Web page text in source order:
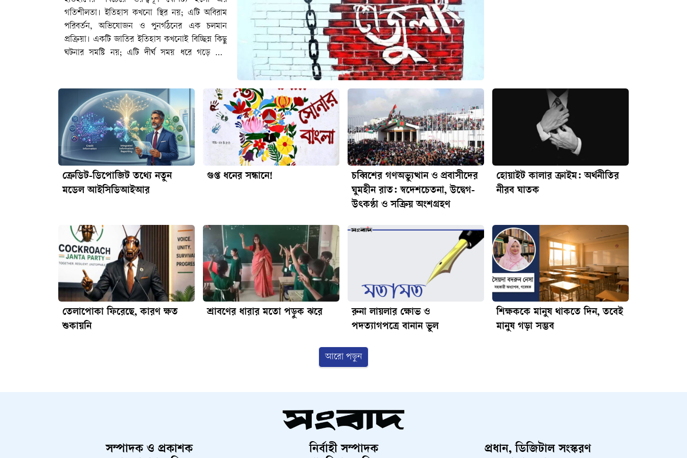
ক্রেডিট-ডিপোজিট তথ্যে নতুন
মডেল আইসিডিআইআর
গুপ্ত ধনের সন্ধানে!
চব্বিশের গণঅভ্যুত্থান ও প্রবাসীদের
ঘুমহীন রাত: স্বদেশচেতনা, উদ্বেগ-
উৎকণ্ঠা ও সক্রিয় অংশগ্রহণ
হোয়াইট কালার ক্রাইম: অর্থনীতির
নীরব ঘাতক
তেলাপোকা ফিরেছে, কারণ ক্ষত
শুকায়নি
শ্রাবণের ধারার মতো পড়ুক ঝরে
রুনা লায়লার ক্ষোভ ও
পদত্যাগপত্রে বানান ভুল
শিক্ষককে মানুষ থাকতে দিন, তবেই
মানুষ গড়া সম্ভব
আরো পড়ুন
সম্পাদক ও প্রকাশক
নির্বাহী সম্পাদক
প্রধান, ডিজিটাল সংস্করণ